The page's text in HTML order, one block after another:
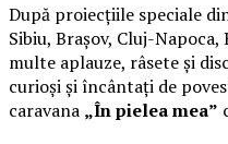
După proiecțiile speciale
Sibiu, Brașov, Cluj-
multe aplauze, râsete și
curioși și încântați de
caravana „În pielea mea”